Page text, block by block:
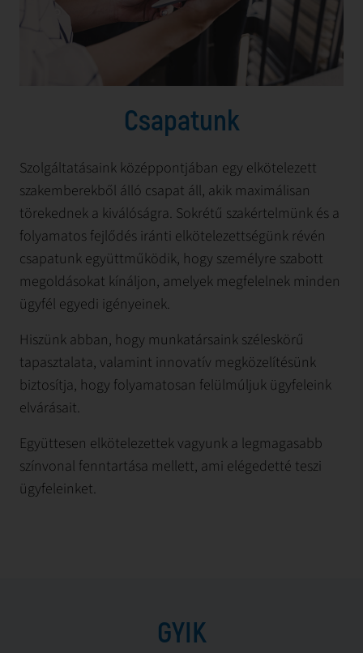
Csapatunk
Szolgáltatásaink középpontjában egy elkötelezett
szakemberekből álló csapat áll, akik maximálisan
törekednek a kiválóságra. Sokrétű szakértelmünk és a
folyamatos fejlődés iránti elkötelezettségünk révén
csapatunk együttműködik, hogy személyre szabott
megoldásokat kínáljon, amelyek megfelelnek minden
ügyfél egyedi igényeinek.
Hiszünk abban, hogy munkatársaink széleskörű
tapasztalata, valamint innovatív megközelítésünk
biztosítja, hogy folyamatosan felülmúljuk ügyfeleink
elvárásait.
Együttesen elkötelezettek vagyunk a legmagasabb
színvonal fenntartása mellett, ami elégedetté teszi
ügyfeleinket.
GYIK